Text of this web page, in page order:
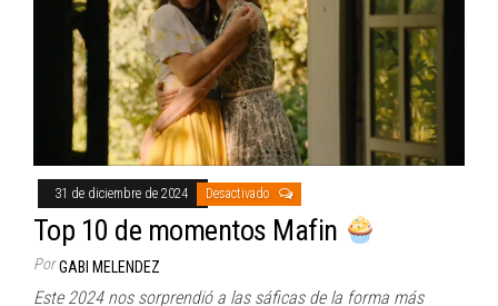
31 de diciembre de 2024 Desactivado
Top 10 de momentos Mafin
Por GABI MELENDEZ
Este 2024 nos sorprendió a las sáficas de la forma más